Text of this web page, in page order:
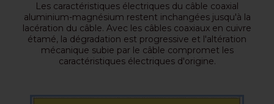
Les caractéristiques électriques du câble coaxial
aluminium-magnésium restent inchangées jusqu'à la
lacération du câble. Avec les câbles coaxiaux en cuivre
étamé, la dégradation est progressive et l'altération
mécanique subie par le câble compromet les
caractéristiques électriques d'origine.